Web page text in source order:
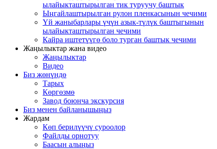
ылайыкташтырылган тик туруучу баштык
Ыңгайлаштырылган рулон пленкасынын чечими
Үй жаныбарлары үчүн азык-түлүк баштыгынын
ылайыкташтырылган чечими
Кайра иштетүүгө боло турган баштык чечими
Жаңылыктар жана видео
Жаңылыктар
Видео
Биз жөнүндө
Тарых
Көргөзмө
Завод боюнча экскурсия
Биз менен байланышыңыз
Жардам
Көп берилүүчү суроолор
Файлды орнотуу
Баасын алыңыз